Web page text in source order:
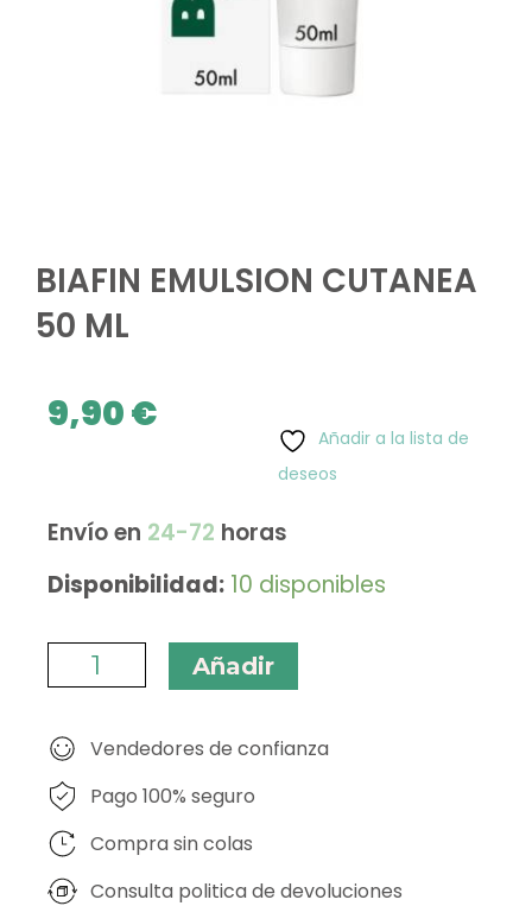
BIAFIN EMULSION CUTANEA
50 ML
9,90€
Añadir a la lista de
deseos
Envío en 24-72 horas
Disponibilidad: 10 disponibles
BIAFIN
CUTANEA
50
cantidad
Añadir
Vendedores de confianza
Pago 100% seguro
Compra sin colas
Consulta politica de devoluciones